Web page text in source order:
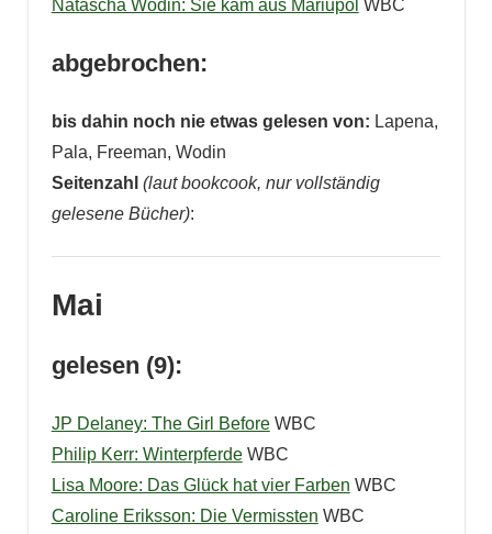
Natascha Wodin: Sie kam aus Mariupol WBC
abgebrochen:
bis dahin noch nie etwas gelesen von: Lapena,
Pala, Freeman, Wodin
Seitenzahl (laut bookcook, nur vollständig
gelesene Bücher):
Mai
gelesen (9):
JP Delaney: The Girl BeforeWBC
Philip Kerr: WinterpferdeWBC
Lisa Moore: Das Glück hat vier Farben WBC
Caroline Eriksson: Die Vermissten WBC